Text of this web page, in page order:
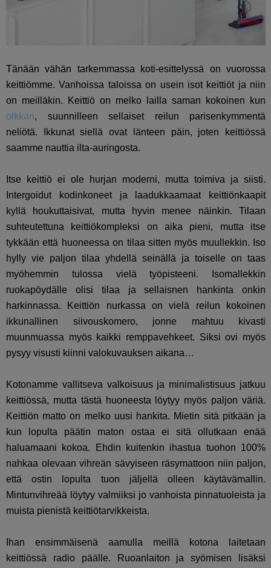
Tänään vähän tarkemmassa koti-esittelyssä on vuorossa
keittiömme. Vanhoissa taloissa on usein isot keittiöt ja niin
on meilläkin. Keittiö on melko lailla saman kokoinen kun
olkkari, suunnilleen sellaiset reilun parisenkymmentä
neliötä. Ikkunat siellä ovat länteen päin, joten keittiössä
saamme nauttia ilta-auringosta.
Itse keittiö ei ole hurjan moderni, mutta toimiva ja siisti.
Intergoidut kodinkoneet ja laadukkaamaat keittiönkaapit
kyllä houkuttaisivat, mutta hyvin menee näinkin. Tilaan
suhteutettuna keittiökompleksi on aika pieni, mutta itse
tykkään että huoneessa on tilaa sitten myös muullekkin. Iso
hylly vie paljon tilaa yhdellä seinällä ja toiselle on taas
myöhemmin tulossa vielä työpisteeni. Isomallekkin
ruokapöydälle olisi tilaa ja sellaisnen hankinta onkin
harkinnassa. Keittiön nurkassa on vielä reilun kokoinen
ikkunallinen siivouskomero, jonne mahtuu kivasti
muunmuassa myös kaikki remppavehkeet. Siksi ovi myös
pysyy visusti kiinni valokuvauksen aikana…
Kotonamme vallitseva valkoisuus ja minimalistisuus jatkuu
keittiössä, mutta tästä huoneesta löytyy myös paljon väriä.
Keittiön matto on melko uusi hankita. Mietin sitä pitkään ja
kun lopulta päätin maton ostaa ei sitä ollutkaan enää
haluamaani kokoa. Ehdin kuitenkin ihastua tuohon 100%
nahkaa olevaan vihreän sävyiseen räsymattoon niin paljon,
että ostin lopulta tuon jäljellä olleen käytävämallin.
Mintunvihreää löytyy valmiiksi jo vanhoista pinnatuoleista ja
muista pienistä keittiötarvikkeista.
Ihan ensimmäisenä aamulla meillä kotona laitetaan
keittiössä radio päälle. Ruoanlaiton ja syömisen lisäksi